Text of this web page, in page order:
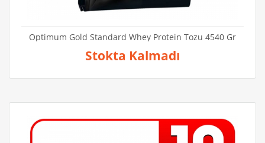
Optimum Gold Standard Whey Protein Tozu 4540 Gr
Stokta Kalmadı